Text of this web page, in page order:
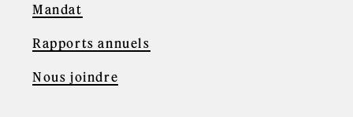
Mandat
Rapports annuels
Nous joindre